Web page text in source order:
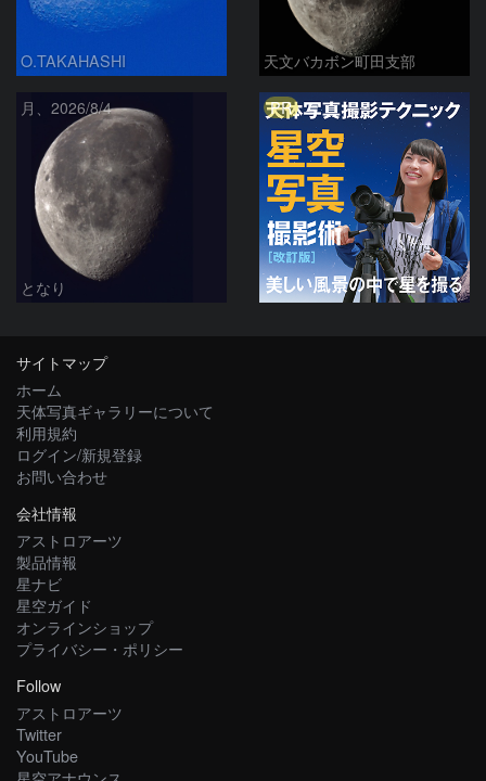
O.TAKAHASHI 天文バカボン町田支部
月、2026/8/4
となり
PR
サイトマップ
ホーム
天体写真ギャラリーについて
利用規約
ログイン/新規登録
お問い合わせ
会社情報
アストロアーツ
製品情報
星ナビ
星空ガイド
オンラインショップ
プライバシー・ポリシー
Follow
アストロアーツ
Twitter
YouTube